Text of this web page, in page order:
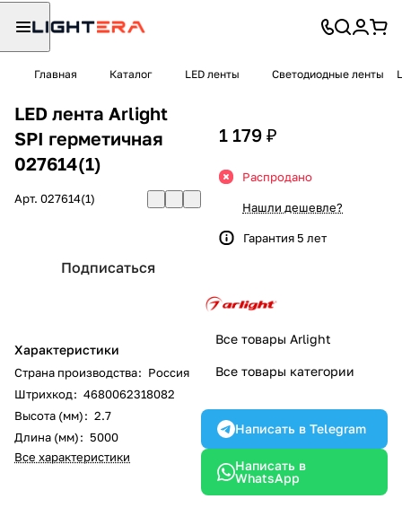
Главная Каталог LED ленты Светодиодные ленты
LED лента Arlight
SPI герметичная
027614(1)
Арт. 027614(1)
Подписаться
Характеристики
Страна производства: Россия
Штрихкод: 4680062318082
Высота (мм): 2.7
Длина (мм): 5000
Все характеристики
1 179 ₽
Распродано
Нашли дешевле?
Гарантия 5 лет
Все товары Arlight
Все товары категории
Написать в Telegram
Написать в
WhatsApp